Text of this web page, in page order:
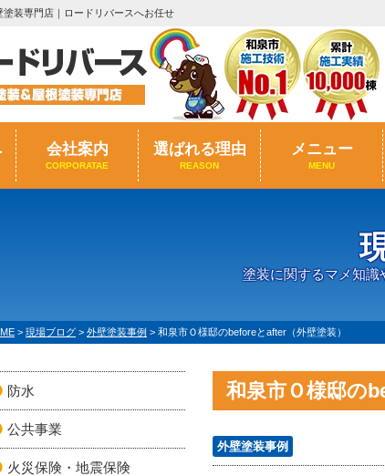
装専門店｜ロードリバースへお任せ
会社案内
CORPORATAE
選ばれる理由
REASON
メニュー
MENU
塗装に関するマメ知識
> 現場ブログ > 外壁塗装事例 > 和泉市Ｏ様邸のbeforeとafter（外壁塗装）
和泉市Ｏ様邸の
外壁塗装事例
防水
公共事業
火災保険・地震保険